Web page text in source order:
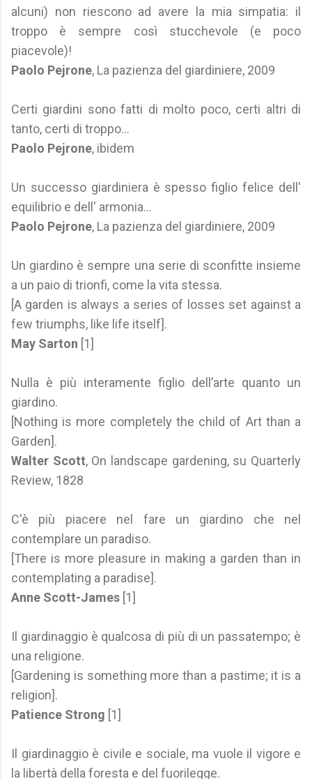
alcuni) non riescono ad avere la mia simpatia: il
troppo è sempre così stucchevole (e poco
piacevole)!
Paolo Pejrone, La pazienza del giardiniere, 2009
Certi giardini sono fatti di molto poco, certi altri di
tanto, certi di troppo...
Paolo Pejrone, ibidem
Un successo giardiniera è spesso figlio felice dell'
equilibrio e dell' armonia...
Paolo Pejrone, La pazienza del giardiniere, 2009
Un giardino è sempre una serie di sconfitte insieme
a un paio di trionfi, come la vita stessa.
[A garden is always a series of losses set against a
few triumphs, like life itself].
May Sarton [1]
Nulla è più interamente figlio dell’arte quanto un
giardino.
[Nothing is more completely the child of Art than a
Garden].
Walter Scott, On landscape gardening, su Quarterly
Review, 1828
C'è più piacere nel fare un giardino che nel
contemplare un paradiso.
[There is more pleasure in making a garden than in
contemplating a paradise].
Anne Scott-James [1]
Il giardinaggio è qualcosa di più di un passatempo; è
una religione.
[Gardening is something more than a pastime; it is a
religion].
Patience Strong [1]
Il giardinaggio è civile e sociale, ma vuole il vigore e
la libertà della foresta e del fuorilegge.